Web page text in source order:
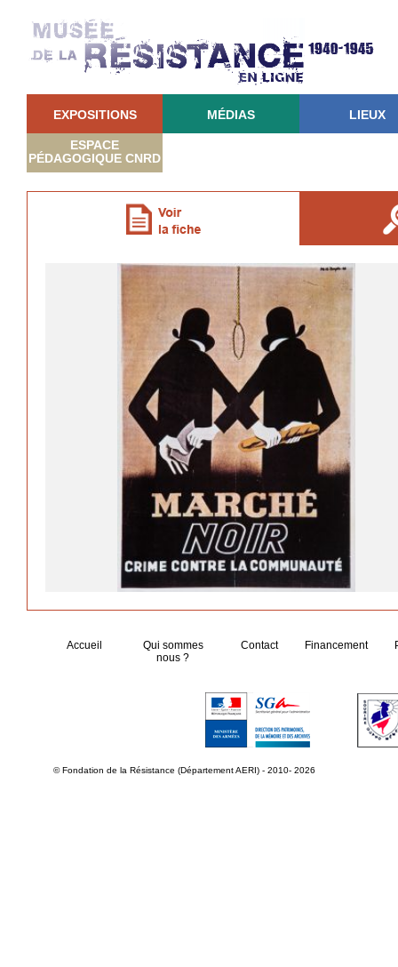
EXPOSITIONS MÉDIAS LIEUX
ESPACE
PÉDAGOGIQUE CNRD
Accueil
Qui sommes
nous ?
Contact Financement
© Fondation de la Résistance (Département AERI) - 2010- 2026